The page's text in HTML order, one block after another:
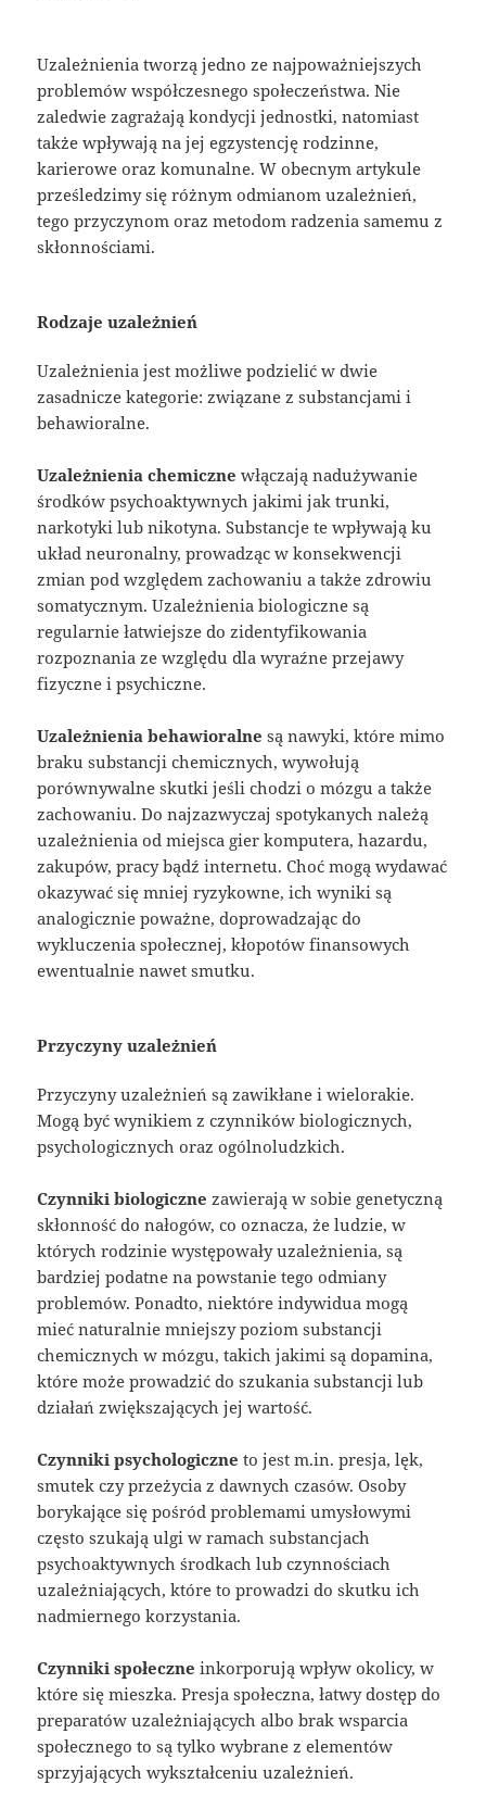
Uzależnienia tworzą jedno ze najpoważniejszych
problemów współczesnego społeczeństwa. Nie
zaledwie zagrażają kondycji jednostki, natomiast
także wpływają na jej egzystencję rodzinne,
karierowe oraz komunalne. W obecnym artykule
prześledzimy się różnym odmianom uzależnień,
tego przyczynom oraz metodom radzenia samemu z
skłonnościami.
Rodzaje uzależnień
Uzależnienia jest możliwe podzielić w dwie
zasadnicze kategorie: związane z substancjami i
behawioralne.
Uzależnienia chemiczne włączają nadużywanie
środków psychoaktywnych jakimi jak trunki,
narkotyki lub nikotyna. Substancje te wpływają ku
układ neuronalny, prowadząc w konsekwencji
zmian pod względem zachowaniu a także zdrowiu
somatycznym. Uzależnienia biologiczne są
regularnie łatwiejsze do zidentyfikowania
rozpoznania ze względu dla wyraźne przejawy
fizyczne i psychiczne.
Uzależnienia behawioralne są nawyki, które mimo
braku substancji chemicznych, wywołują
porównywalne skutki jeśli chodzi o mózgu a także
zachowaniu. Do najzazwyczaj spotykanych należą
uzależnienia od miejsca gier komputera, hazardu,
zakupów, pracy bądź internetu. Choć mogą wydawać
okazywać się mniej ryzykowne, ich wyniki są
analogicznie poważne, doprowadzając do
wykluczenia społecznej, kłopotów finansowych
ewentualnie nawet smutku.
Przyczyny uzależnień
Przyczyny uzależnień są zawikłane i wielorakie.
Mogą być wynikiem z czynników biologicznych,
psychologicznych oraz ogólnoludzkich.
Czynniki biologiczne zawierają w sobie genetyczną
skłonność do nałogów, co oznacza, że ludzie, w
których rodzinie występowały uzależnienia, są
bardziej podatne na powstanie tego odmiany
problemów. Ponadto, niektóre indywidua mogą
mieć naturalnie mniejszy poziom substancji
chemicznych w mózgu, takich jakimi są dopamina,
które może prowadzić do szukania substancji lub
działań zwiększających jej wartość.
Czynniki psychologiczne to jest m.in. presja, lęk,
smutek czy przeżycia z dawnych czasów. Osoby
borykające się pośród problemami umysłowymi
często szukają ulgi w ramach substancjach
psychoaktywnych środkach lub czynnościach
uzależniających, które to prowadzi do skutku ich
nadmiernego korzystania.
Czynniki społeczne inkorporują wpływ okolicy, w
które się mieszka. Presja społeczna, łatwy dostęp do
preparatów uzależniających albo brak wsparcia
społecznego to są tylko wybrane z elementów
sprzyjających wykształceniu uzależnień.